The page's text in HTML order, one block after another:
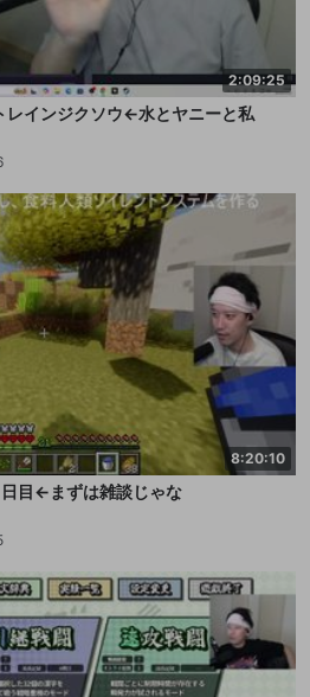
2:09:25
レインジクソウ←水とヤニーと私
8:20:10
目←まずは雑談じゃな